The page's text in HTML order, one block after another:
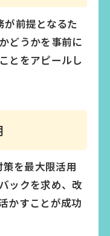
前提となるた
どうかを事前に
とをアピールし
を最大限活用
ックを求め、改
かすことが成功